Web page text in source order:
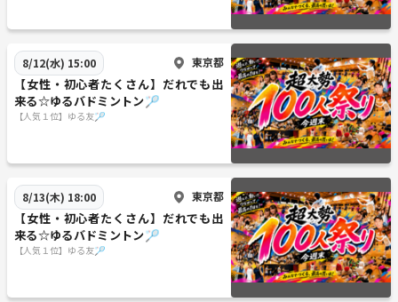
8/12(水) 15:00 東京都
【女性・初心者たくさん】だれでも出
来る☆ゆるバドミントン🏸
【人気１位】ゆる友🏸
8/13(木) 18:00 東京都
【女性・初心者たくさん】だれでも出
来る☆ゆるバドミントン🏸
【人気１位】ゆる友🏸